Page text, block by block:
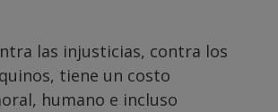
las injusticias, contra los
tiene un costo
humano e incluso